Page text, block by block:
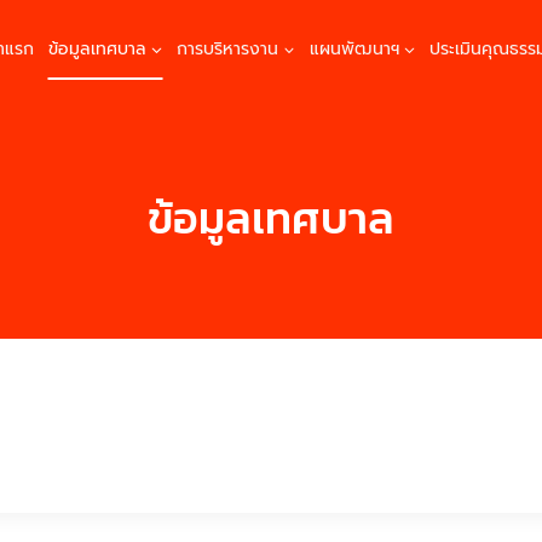
รก ข้อมูลเทศบาล การบริหารงาน แผนพัฒนาฯ ประเมินคุณธรร
ข้อมูลเทศบาล